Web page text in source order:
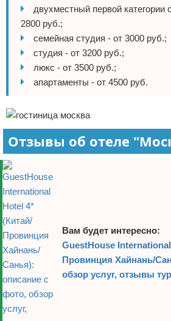
двухместный первой категории
2800 руб.;
семейная студия - от 3000 руб.;
студия - от 3200 руб.;
люкс - от 3500 руб.;
апартаменты - от 4500 руб.
Отзывы об отеле
Вам будет интересно:
GuestHouse
Провинция Хайнань/
обзор услуг, отзывы